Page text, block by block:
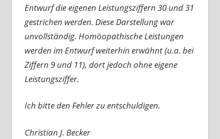
Entwurf die eigenen Leistungsziffern 30 und 31
gestrichen werden. Diese Darstellung war
unvollständig. Homöopathische Leistungen
werden im Entwurf weiterhin erwähnt (u.a. bei
Ziffern 9 und 11), dort jedoch ohne eigene
Leistungsziffer.
Ich bitte den Fehler zu entschuldigen.
Christian J. Becker